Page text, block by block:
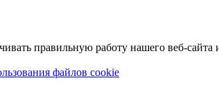
правильную работу нашего веб-сайта
файлов cookie